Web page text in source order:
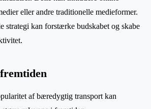
eller andre traditionelle medieformer.
strategi kan forstærke budskabet og skabe
af bæredygtig transport kan